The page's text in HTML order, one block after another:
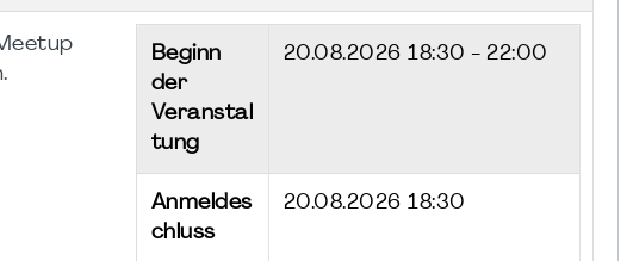
Beginn
der
Veranstal
tung
20.08.202618:30 - 22:00
Anmeldes
chluss
20.08.2026 18:30